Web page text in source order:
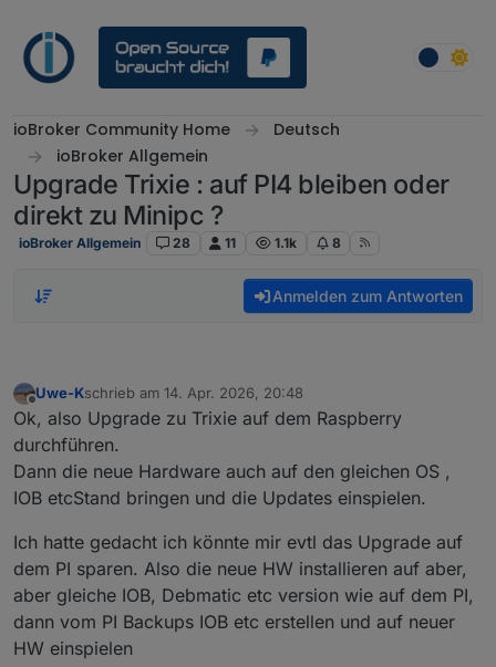
ioBroker Community Home
Deutsch
ioBroker Allgemein
Upgrade Trixie : auf PI4 bleiben oder
direkt zu Minipc ?
ioBroker Allgemein 28 11 1.1k 8
Anmelden zum Antworten
Offline
Uwe-Kschrieb am 14. Apr. 2026, 20:48
zuletzt editiert von
Ok, also Upgrade zu Trixie auf dem Raspberry
durchführen.
Dann die neue Hardware auch auf den gleichen OS ,
IOB etcStand bringen und die Updates einspielen.
Ich hatte gedacht ich könnte mir evtl das Upgrade auf
dem PI sparen. Also die neue HW installieren auf aber,
aber gleiche IOB, Debmatic etc version wie auf dem PI,
dann vom PI Backups IOB etc erstellen und auf neuer
HW einspielen